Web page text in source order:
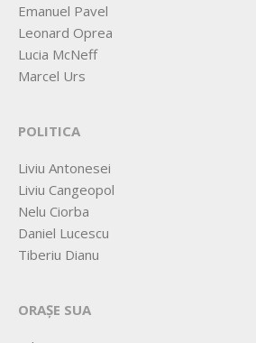
Emanuel Pavel
Leonard Oprea
Lucia McNeff
Marcel Urs
POLITICA
Liviu Antonesei
Liviu Cangeopol
Nelu Ciorba
Daniel Lucescu
Tiberiu Dianu
ORAȘE SUA